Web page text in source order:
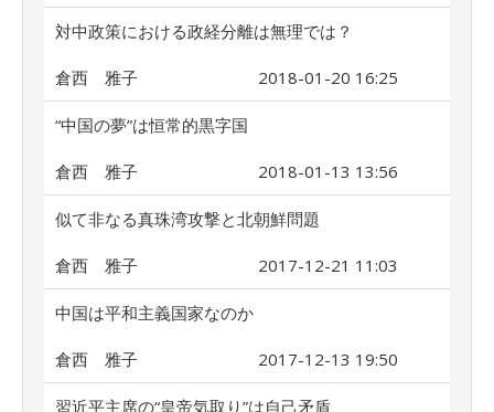
対中政策における政経分離は無理では？
倉西 雅子 2018-01-20 16:25
“中国の夢”は恒常的黒字国
倉西 雅子 2018-01-13 13:56
似て非なる真珠湾攻撃と北朝鮮問題
倉西 雅子 2017-12-21 11:03
中国は平和主義国家なのか
倉西 雅子 2017-12-13 19:50
習近平主席の“皇帝気取り”は自己矛盾